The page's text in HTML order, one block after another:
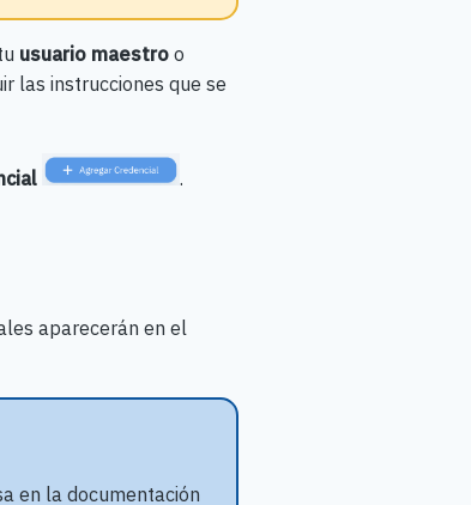
usuario maestroo
las instrucciones que se
.
aparecerán en el
en la documentación